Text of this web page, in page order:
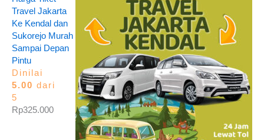
Travel Jakarta
Ke Kendal dan
Sukorejo Murah
Sampai Depan
Pintu
Dinilai
5.00 dari
5
Rp325.000